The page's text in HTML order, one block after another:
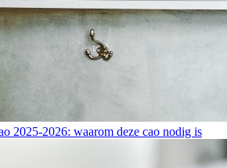
2025-2026: waarom deze cao nodig is